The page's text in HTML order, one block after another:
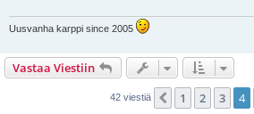
Uusvanha karppi since 2005
Vastaa Viestiin
42 viestiä Edellinen
1 2 3 4